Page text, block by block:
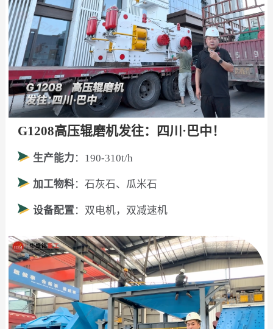
G1208高压辊磨机发往：四川·巴中！
生产能力 ：190-310t/h
加工物料：石灰石、瓜米石
设备配置：双电机，双减速机